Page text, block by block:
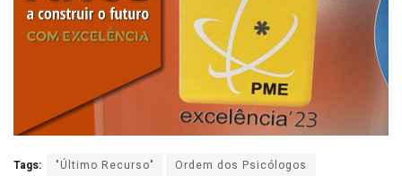
Tags: "Último Recurso"
Ordem dos Psicólogos